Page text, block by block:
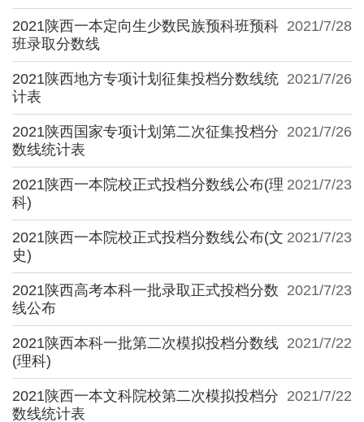
2021/7/28
2021陕西一本定向生少数民族预科班预科
班录取分数线
2021/7/26
2021陕西地方专项计划征集投档分数线统
计表
2021/7/26
2021陕西国家专项计划第二次征集投档分
数线统计表
2021/7/23
2021陕西一本院校正式投档分数线公布(理
科)
2021/7/23
2021陕西一本院校正式投档分数线公布(文
史)
2021/7/23
2021陕西高考本科一批录取正式投档分数
线公布
2021/7/22
2021陕西本科一批第二次模拟投档分数线
(理科)
2021/7/22
2021陕西一本文科院校第二次模拟投档分
数线统计表